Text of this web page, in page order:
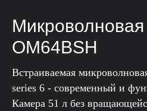
OM64BSH
Встраиваемая
series 6 - современный и
Камера 51 л без